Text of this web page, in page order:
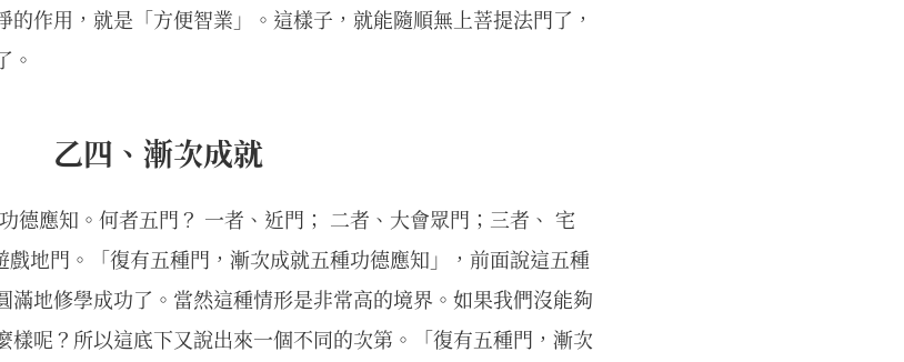
作用，就是「方便智業」。這樣子，就能隨順無上菩提法門了，
。
乙四、漸次成就
德應知。何者五門？ 一者、近門； 二者、大會眾門；三者、 宅
地門。「復有五種門，漸次成就五種功德應知」，前面說這五種
滿地修學成功了。當然這種情形是非常高的境界。如果我們沒能夠
樣呢？所以這底下又說出來一個不同的次第。「復有五種門，漸次